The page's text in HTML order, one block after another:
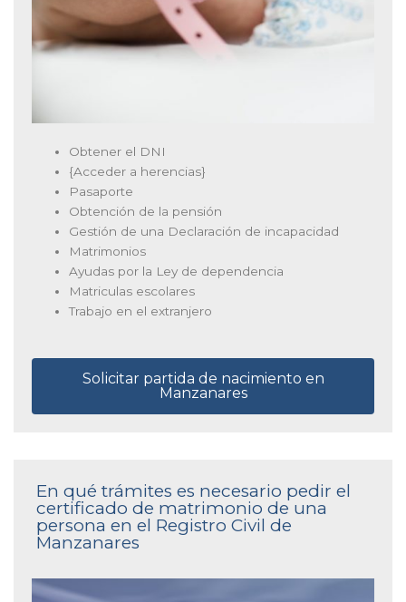
Obtener el DNI
{Acceder a herencias}
Pasaporte
Obtención de la pensión
Gestión de una Declaración de incapacidad
Matrimonios
Ayudas por la Ley de dependencia
Matriculas escolares
Trabajo en el extranjero
Solicitar partida de nacimiento en
Manzanares
En qué trámites es necesario pedir el
certificado de matrimonio de una
persona en el Registro Civil de
Manzanares